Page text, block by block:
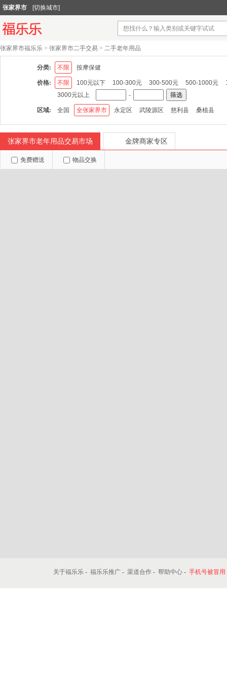
张家界市 [切换城市]
张家界市福乐乐 > 张家界市二手交易 > 二手老年用品
分类: 不限 按摩保健
价格: 不限 100元以下 100-300元 300-500元 500-1000元
3000元以上
- 筛选
区域: 全国 全张家界市 永定区 武陵源区 慈利县 桑植县
张家界市老年用品交易市场 金牌商家专区
免费赠送 物品交换
关于福乐乐 - 福乐乐推广 - 渠道合作 - 帮助中心 - 手机号被冒用